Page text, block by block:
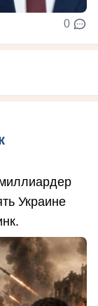
0
Украине